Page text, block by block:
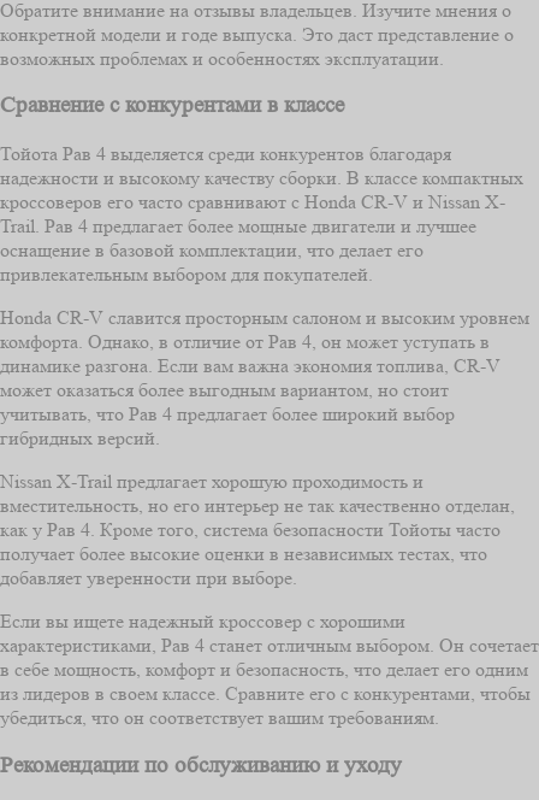
Обратите внимание на отзывы владельцев. Изучите мнения о
конкретной модели и годе выпуска. Это даст представление о
возможных проблемах и особенностях эксплуатации.
Сравнение с конкурентами в классе
Тойота Рав 4 выделяется среди конкурентов благодаря
надежности и высокому качеству сборки. В классе компактных
кроссоверов его часто сравнивают с Honda CR-V и Nissan X-
Trail. Рав 4 предлагает более мощные двигатели и лучшее
оснащение в базовой комплектации, что делает его
привлекательным выбором для покупателей.
Honda CR-V славится просторным салоном и высоким уровнем
комфорта. Однако, в отличие от Рав 4, он может уступать в
динамике разгона. Если вам важна экономия топлива, CR-V
может оказаться более выгодным вариантом, но стоит
учитывать, что Рав 4 предлагает более широкий выбор
гибридных версий.
Nissan X-Trail предлагает хорошую проходимость и
вместительность, но его интерьер не так качественно отделан,
как у Рав 4. Кроме того, система безопасности Тойоты часто
получает более высокие оценки в независимых тестах, что
добавляет уверенности при выборе.
Если вы ищете надежный кроссовер с хорошими
характеристиками, Рав 4 станет отличным выбором. Он сочетает
в себе мощность, комфорт и безопасность, что делает его одним
из лидеров в своем классе. Сравните его с конкурентами, чтобы
убедиться, что он соответствует вашим требованиям.
Рекомендации по обслуживанию и уходу